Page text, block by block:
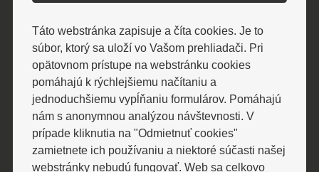
nachádza letné kúpalisko s vyhrievanou
vodou, tenisové kurty a krytá tenisová
hala, miniaturgolf, kyslíková dráha,
turistické chodníky, cyklistické single
tracky, vyhliadková veža Kamenná hora,
lesnícky náučný chodník Čierna mláka,
Múzeum Sisi v liečebnom dome Alžbeta,
Táto webstránka zapisuje a číta cookies. Je to
súbor, ktorý sa uloží vo Vašom prehliadači. Pri
opätovnom prístupe na webstránku cookies
pomáhajú k rýchlejšiemu načítaniu a
jednoduchšiemu vypĺňaniu formulárov. Pomáhajú
nám s anonymnou analýzou návštevnosti. V
prípade kliknutia na "Odmietnuť cookies"
zamietnete ich používaniu a niektoré súčasti našej
webstránky nebudú fungovať. Web sa celkovo